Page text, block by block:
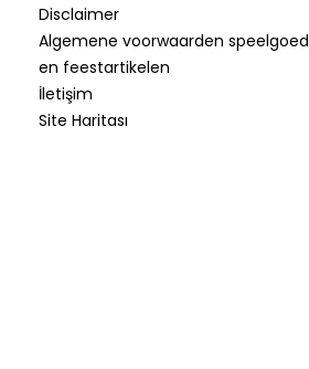
Disclaimer
Algemene voorwaarden speelgoed
en feestartikelen
İletişim
Site Haritası